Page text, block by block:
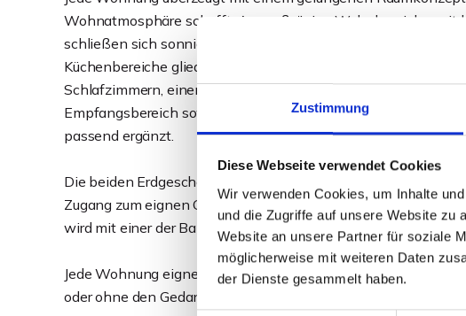
Zustimmung
Diese Webseite verwendet Cookies
Wir verwenden Cookies, um Inhalte
und die Zugriffe auf unsere Website zu
Website an unsere Partner für soziale
möglicherweise mit weiteren Daten
der Dienste gesammelt haben.
Wohnatmosphäre schafft. An großzügige Wohnbereiche, mit
schließen sich sonnige Balkone bzw. Terrassen an, die zum
Küchenbereiche gliedern sich komfortabel an den
Schlafzimmern, einem großzügigen Tageslichtbad mit großer,
Empfangsbereich sowie einem Abstellraum schön abgerundet
passend ergänzt.
Die beiden Erdgeschosswohnungen bieten Gartenfans einen
Zugang zum eignen Gartenbereich. Wer sich nicht viel aus
wird mit einer der Balkon-Wohnungen im Obergeschoss die
Jede Wohnung eignet sich gleichermaßen zur sofortigen
oder ohne den Gedanken einer späteren Eigennutzung im Alter.